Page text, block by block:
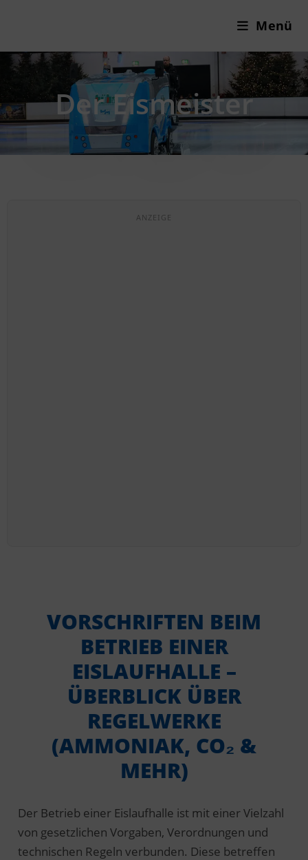
Menü
Der Eismeister
ANZEIGE
VORSCHRIFTEN BEIM
BETRIEB EINER
EISLAUFHALLE –
ÜBERBLICK ÜBER
REGELWERKE
(AMMONIAK, CO₂ &
MEHR)
Der Betrieb einer Eislaufhalle ist mit einer Vielzahl
von gesetzlichen Vorgaben, Verordnungen und
technischen Regeln verbunden. Diese betreffen